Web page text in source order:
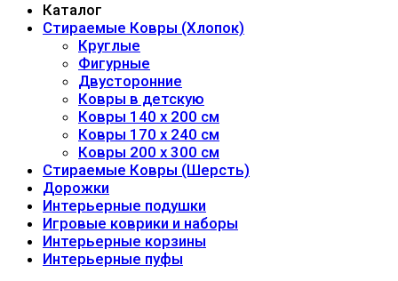
Каталог
Стираемые Ковры (Хлопок)
Круглые
Фигурные
Двусторонние
Ковры в детскую
Ковры 140 x 200 см
Ковры 170 x 240 см
Ковры 200 x 300 см
Стираемые Ковры (Шерсть)
Дорожки
Интерьерные подушки
Игровые коврики и наборы
Интерьерные корзины
Интерьерные пуфы